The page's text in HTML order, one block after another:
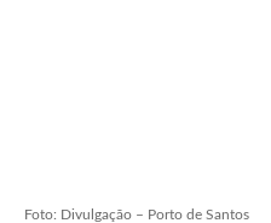
Foto: Divulgação – Porto de Santos